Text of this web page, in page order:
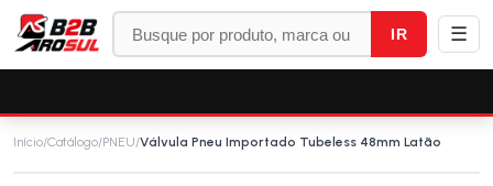
IR ☰
Início/Catálogo/PNEU/Válvula Pneu Importado Tubeless 48mm Latão